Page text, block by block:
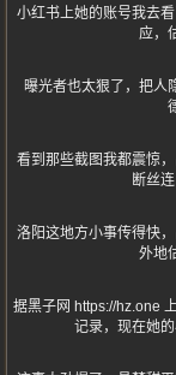
小红书上她的账号我去
应，
曝光者也太狠了，把人
看到那些截图我都震惊
断丝
洛阳这地方小事传得快
外地
据黑子网 https://hz.one
记录，现在她